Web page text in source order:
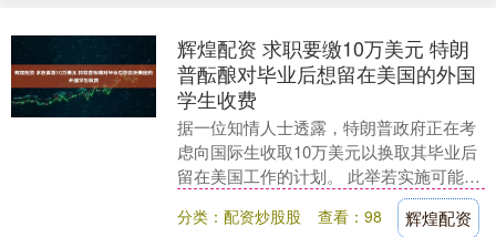
辉煌配资 求职要缴10万美元 特朗
普酝酿对毕业后想留在美国的外国
学生收费
据一位知情人士透露，特朗普政府正在考
虑向国际生收取10万美元以换取其毕业后
留在美国工作的计划。 此举若实施可能会
对已受到近期移民政策打击的学生签证持
有者造成更严....
分类：配资炒股股 查看：98 辉煌配资